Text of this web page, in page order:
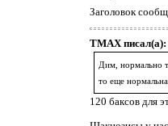
Заголовок
TMAX писал(а):
Дим, нормально
то еще
120 баксов для